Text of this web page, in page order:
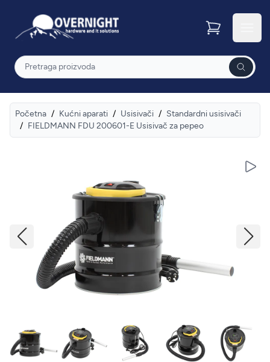
Overnight
Pretraga
Početna / Kućni aparati / Usisivači / Standardni usisivači
/ FIELDMANN FDU 200601-E Usisivač za pepeo